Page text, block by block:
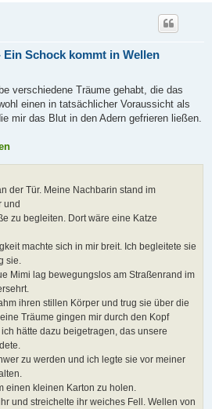
Schock kommt in Wellen
verschiedene Träume gehabt, die das
einen in tatsächlicher Voraussicht als
mir das Blut in den Adern gefrieren ließen.
der Tür. Meine Nachbarin stand im
und
zu begleiten. Dort wäre eine Katze
machte sich in mir breit. Ich begleitete sie
sie.
Mimi lag bewegungslos am Straßenrand im
ihren stillen Körper und trug sie über die
Träume gingen mir durch den Kopf
hätte dazu beigetragen, das unsere
zu werden und ich legte sie vor meiner
einen kleinen Karton zu holen.
und streichelte ihr weiches Fell. Wellen von